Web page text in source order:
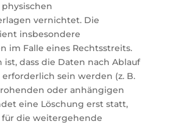
vernichtet. Die
insbesondere
im Falle eines Rechtsstreits.
dass die Daten nach Ablauf
sein werden (z. B.
oder anhängigen
eine Löschung erst statt,
die weitergehende